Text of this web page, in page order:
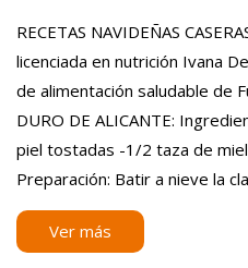
RECETAS NAVIDEÑAS
licenciada en nutrición Ivana
de alimentación saludable de
DURO DE ALICANTE:
piel tostadas -1/2 taza de
Preparación: Batir a nieve la
Ver más